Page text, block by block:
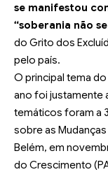
se manifestou
“soberania não
do Grito dos
pelo país.
O principal tema
ano foi justamente
temáticos foram a
sobre as
Belém, em
do Crescimento